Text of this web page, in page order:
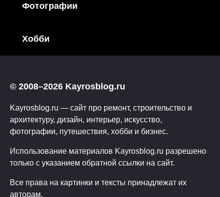
Фотографии
Хобби
© 2008–2026 Kayrosblog.ru
Kayrosblog.ru — сайт про ремонт, строительство и
архитектуру, дизайн, интерьер, искусство,
фотографии, путешествия, хобби и бизнес.
Использование материалов Kayrosblog.ru разрешено
только с указанием обратной ссылки на сайт.
Все права на картинки и тексты принадлежат их
авторам.